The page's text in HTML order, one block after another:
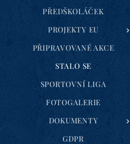
PŘEDŠKOLÁČEK
PROJEKTY EU
PŘIPRAVOVANÉ AKCE
STALO SE
SPORTOVNÍ LIGA
FOTOGALERIE
DOKUMENTY
GDPR